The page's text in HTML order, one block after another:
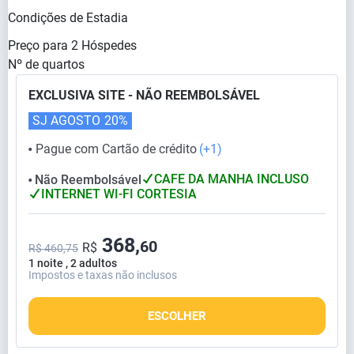
Condições de Estadia
Preço para 2 Hóspedes
Nº de quartos
EXCLUSIVA SITE - NÃO REEMBOLSÁVEL
⬤ Pague com Cartão de crédito (+1)
SJ AGOSTO 20%
⬤ Não Reembolsável
CAFE DA MANHA INCLUSO
INTERNET WI-FI CORTESIA
1 noite , 2 adultos
R$ 460,75 R$ 368,60
Impostos e taxas não inclusos
ESCOLHER